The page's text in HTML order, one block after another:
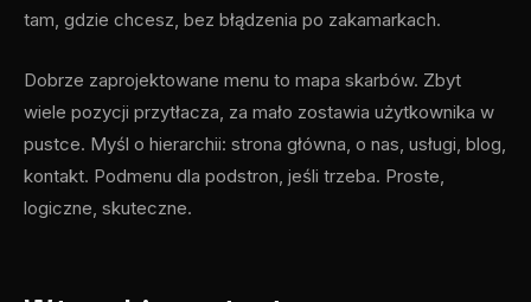
tam, gdzie chcesz, bez błądzenia po zakamarkach.
Dobrze zaprojektowane menu to mapa skarbów. Zbyt
wiele pozycji przytłacza, za mało zostawia użytkownika w
pustce. Myśl o hierarchii: strona główna, o nas, usługi, blog,
kontakt. Podmenu dla podstron, jeśli trzeba. Proste,
logiczne, skuteczne.